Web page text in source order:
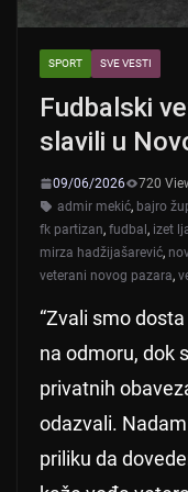
SPORT SVE VESTI
Fudbalski
slavili u
09/06/2026
720
admir mekić, bajro
fk partizan, fudbal, izet
mirza hadžijašarević,
veterani novog pazara,
“Zvali smo
na odmoru, dok
privatnih
odazvali.
priliku da